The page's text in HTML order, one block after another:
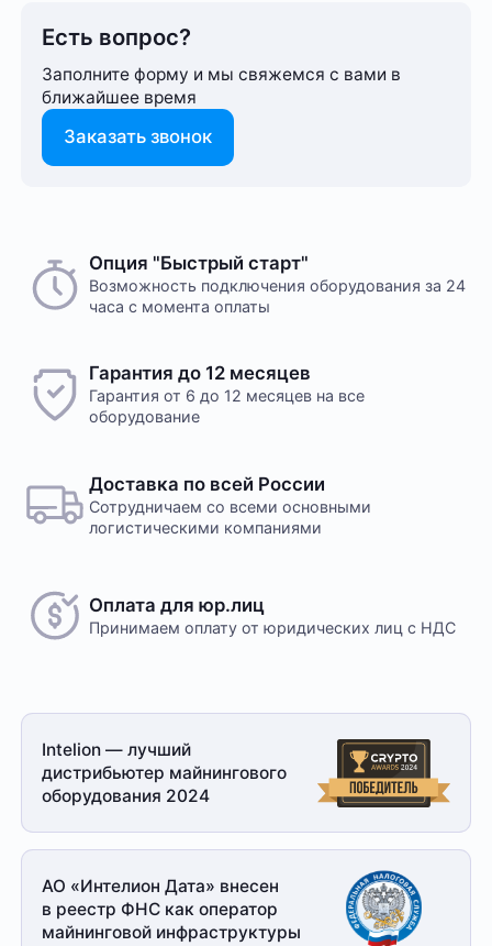
Есть вопрос?
Заполните форму и мы свяжемся с вами в
ближайшее время
Заказать звонок
Опция "Быстрый старт"
Возможность подключения оборудования за 24
часа с момента оплаты
Гарантия до 12 месяцев
Гарантия от 6 до 12 месяцев на все
оборудование
Доставка по всей России
Сотрудничаем со всеми основными
логистическими компаниями
Оплата для юр.лиц
Принимаем оплату от юридических лиц с НДС
Intelion — лучший
дистрибьютер майнингового
оборудования 2024
АО «Интелион Дата» внесен
в реестр ФНС как оператор
майнинговой инфраструктуры